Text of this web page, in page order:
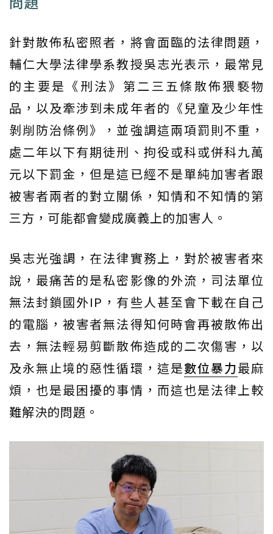
針對散佈私密照者，將會面臨的法律問題，
輔仁大學法律學系教授吳志光表示，最常見
的主要是《刑法》第二三五條散佈猥褻物
品，以及牽涉到未成年者的《兒童及少年性
剝削防治條例》，並強調這兩項罰則不重，
處二年以下有期徒刑、拘役或科或併科九萬
元以下罰金，但是這已經不是單純加害者跟
被害者兩者的對立關係，知情和不知情的第
三方，可能都會變成廣義上的加害人。
吳志光強調，在法律實務上，對於被害者來
說，最痛苦的是私密影像的外流，司法單位
無法封鎖國外IP，有些人甚至會下載在自己
的電腦，被害者無法得知何時會再被散佈出
去，無法輕易剪斷散佈造成的二次傷害，以
及永無止境的惡性循環，這是數位暴力最麻
煩，也是最困擾的事情，而這也是法律上較
難解決的問題。